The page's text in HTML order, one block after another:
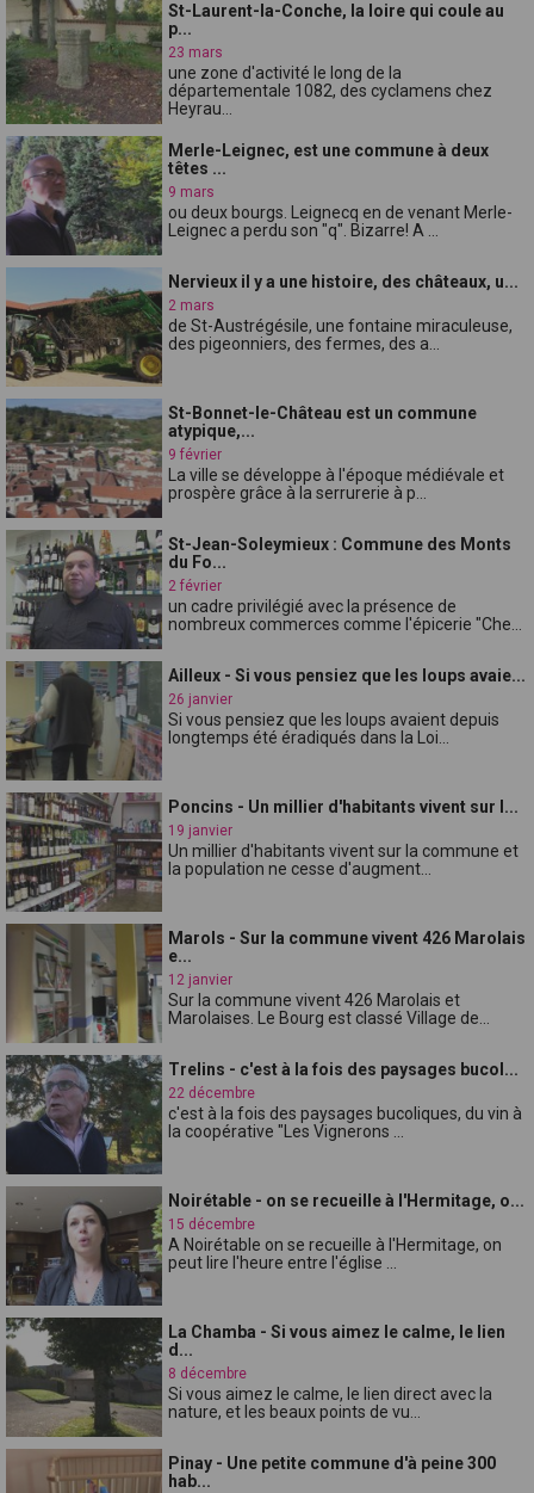
St-Laurent-la-Conche, la loire qui coule au
p...
23 mars
une zone d'activité le long de la
départementale 1082, des cyclamens chez
Heyrau...
Merle-Leignec, est une commune à deux
têtes ...
9 mars
ou deux bourgs. Leignecq en de venant Merle-
Leignec a perdu son "q". Bizarre! A ...
Nervieux il y a une histoire, des châteaux, u...
2 mars
de St-Austrégésile, une fontaine miraculeuse,
des pigeonniers, des fermes, des a...
St-Bonnet-le-Château est un commune
atypique,...
9 février
La ville se développe à l'époque médiévale et
prospère grâce à la serrurerie à p...
St-Jean-Soleymieux : Commune des Monts
du Fo...
2 février
un cadre privilégié avec la présence de
nombreux commerces comme l'épicerie "Che...
Ailleux - Si vous pensiez que les loups avaie...
26 janvier
Si vous pensiez que les loups avaient depuis
longtemps été éradiqués dans la Loi...
Poncins - Un millier d'habitants vivent sur l...
19 janvier
Un millier d'habitants vivent sur la commune et
la population ne cesse d'augment...
Marols - Sur la commune vivent 426 Marolais
e...
12 janvier
Sur la commune vivent 426 Marolais et
Marolaises. Le Bourg est classé Village de...
Trelins - c'est à la fois des paysages bucol...
22 décembre
c'est à la fois des paysages bucoliques, du vin à
la coopérative "Les Vignerons ...
Noirétable - on se recueille à l'Hermitage, o...
15 décembre
A Noirétable on se recueille à l'Hermitage, on
peut lire l'heure entre l'église ...
La Chamba - Si vous aimez le calme, le lien
d...
8 décembre
Si vous aimez le calme, le lien direct avec la
nature, et les beaux points de vu...
Pinay - Une petite commune d'à peine 300
hab...